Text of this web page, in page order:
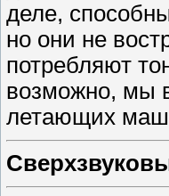
деле,
но они не
потребляют
возможно, мы
летающих